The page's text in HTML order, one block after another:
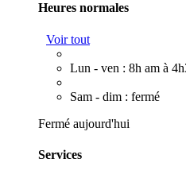
Heures normales
Voir tout
Lun - ven : 8h am à
Sam - dim : fermé
Fermé aujourd'hui
Services